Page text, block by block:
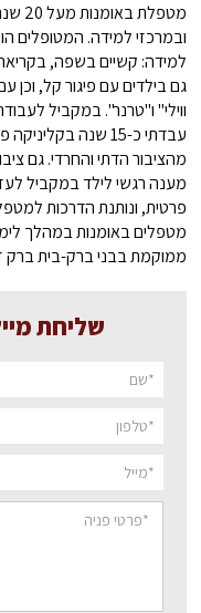
ובמרכזי למידה. המטופלים
למידה: קשיים בשפה, בקריאה
גם בילדים עם פיגור קל, וכן
ווילי" ו"טרנר". במקביל
עבדתי כ-15 שנה
מהציבור הדתי והחרדי. גם
מענה רגשי לילד במקביל
פרטית, ונותנת הדרכות
מטפלים באומנות במהלך
ממוקמת בבני ברק-בית ברק ז'בוטינסקי
שליחת